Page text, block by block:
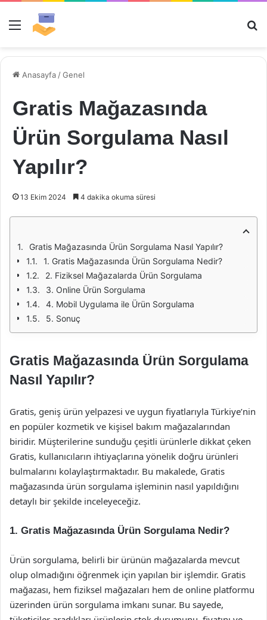
Menü
Anasayfa /Genel
Gratis Mağazasında
Ürün Sorgulama Nasıl
Yapılır?
13 Ekim 2024 4 dakika okuma süresi
Gratis Mağazasında Ürün Sorgulama Nasıl Yapılır?
1. Gratis Mağazasında Ürün Sorgulama Nedir?
2. Fiziksel Mağazalarda Ürün Sorgulama
3. Online Ürün Sorgulama
4. Mobil Uygulama ile Ürün Sorgulama
5. Sonuç
Gratis Mağazasında Ürün Sorgulama
Nasıl Yapılır?
Gratis, geniş ürün yelpazesi ve uygun fiyatlarıyla Türkiye’nin
en popüler kozmetik ve kişisel bakım mağazalarından
biridir. Müşterilerine sunduğu çeşitli ürünlerle dikkat çeken
Gratis, kullanıcıların ihtiyaçlarına yönelik doğru ürünleri
bulmalarını kolaylaştırmaktadır. Bu makalede, Gratis
mağazasında ürün sorgulama işleminin nasıl yapıldığını
detaylı bir şekilde inceleyeceğiz.
1. Gratis Mağazasında Ürün Sorgulama Nedir?
Ürün sorgulama, belirli bir ürünün mağazalarda mevcut
olup olmadığını öğrenmek için yapılan bir işlemdir. Gratis
mağazası, hem fiziksel mağazaları hem de online platformu
üzerinden ürün sorgulama imkanı sunar. Bu sayede,